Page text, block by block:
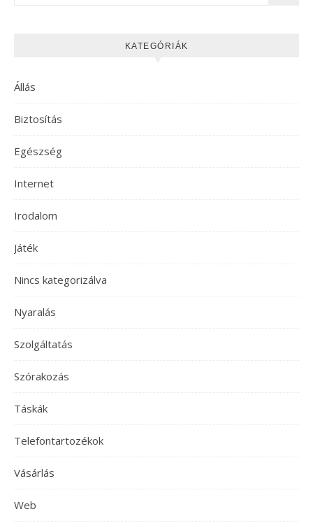
KATEGÓRIÁK
Állás
Biztosítás
Egészség
Internet
Irodalom
Játék
Nincs kategorizálva
Nyaralás
Szolgáltatás
Szórakozás
Táskák
Telefontartozékok
Vásárlás
Web